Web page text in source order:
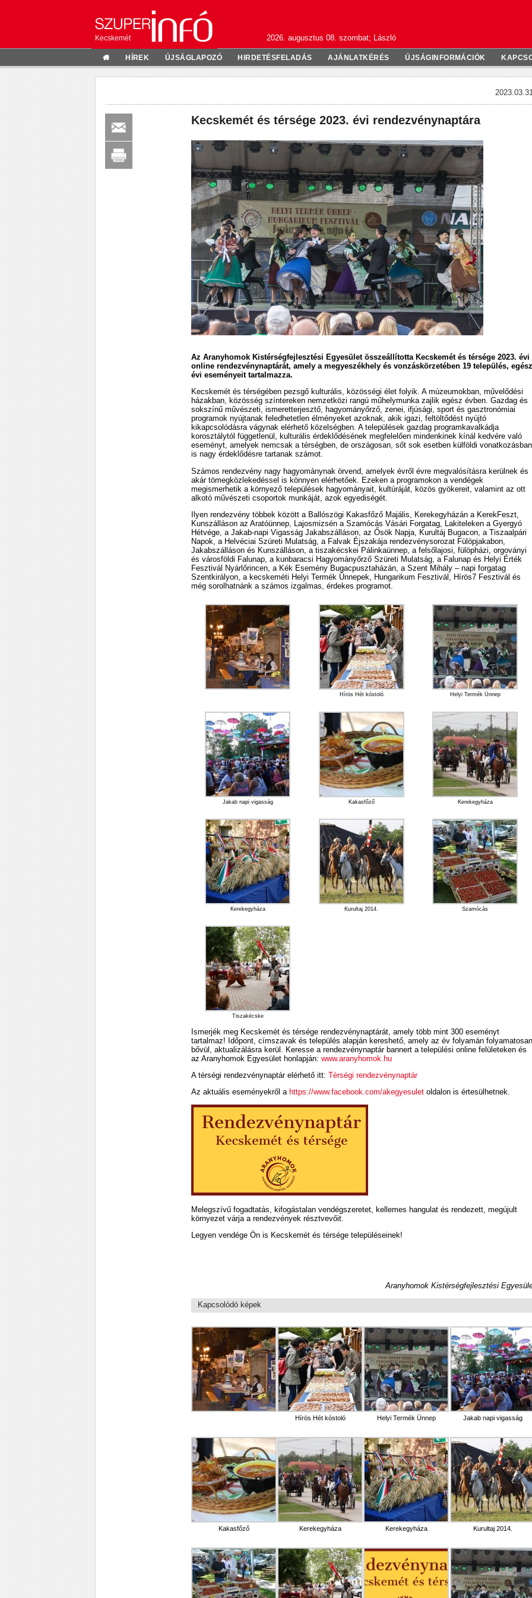
Kecskemét 2026. augusztus 08. szombat; László
HÍREK ÚJSÁGLAPOZÓ HIRDETÉSFELADÁS AJÁNLATKÉRÉS ÚJSÁGINFORMÁCIÓK
Kecskemét és térsége 2023. évi rendezvénynaptára
Az Aranyhomok Kistérségfejlesztési Egyesület összeállította Kecskemét és térsége 2023. évi
online rendezvénynaptárát, amely a megyeszékhely és vonzáskörzetében 19 település, egész
évi eseményeit tartalmazza.
Kecskemét és térségében pezsgő kulturális, közösségi élet folyik. A múzeumokban, művelődési
házakban, közösség színtereken nemzetközi rangú műhelymunka zajlik egész évben. Gazdag és
sokszínű művészeti, ismeretterjesztő, hagyományőrző, zenei, ifjúsági, sport és gasztronómiai
programok nyújtanak feledhetetlen élményeket azoknak, akik igazi, feltöltődést nyújtó
kikapcsolódásra vágynak elérhető közelségben. A települések gazdag programkavalkádja
korosztálytól függetlenül, kulturális érdeklődésének megfelelően mindenkinek kínál kedvére való
eseményt, amelyek nemcsak a térségben, de országosan, sőt sok esetben külföldi vonatkozásban
is nagy érdeklődésre tartanak számot.
Számos rendezvény nagy hagyománynak örvend, amelyek évről évre megvalósításra kerülnek és
akár tömegközlekedéssel is könnyen elérhetőek. Ezeken a programokon a vendégek
megismerhetik a környező települések hagyományait, kultúráját, közös gyökereit, valamint az ott
alkotó művészeti csoportok munkáját, azok egyediségét.
Ilyen rendezvény többek között a Ballószögi Kakasfőző Majális, Kerekegyházán a KerekFeszt,
Kunszálláson az Aratóünnep, Lajosmizsén a Szamócás Vásári Forgatag, Lakiteleken a Gyergyó
Hétvége, a Jakab-napi Vigasság Jakabszálláson, az Ősök Napja, Kurultáj Bugacon, a Tiszaalpári
Napok, a Helvéciai Szüreti Mulatság, a Falvak Éjszakája rendezvénysorozat Fülöpjakabon,
Jakabszálláson és Kunszálláson, a tiszakécskei Pálinkaünnep, a felsőlajosi, fülöpházi, orgoványi
és városföldi Falunap, a kunbaracsi Hagyományőrző Szüreti Mulatság, a Falunap és Helyi Érték
Fesztivál Nyárlőrincen, a Kék Esemény Bugacpusztaházán, a Szent Mihály – napi forgatag
Szentkirályon, a kecskeméti Helyi Termék Ünnepek, Hungarikum Fesztivál, Hírös7 Fesztivál és
még sorolhatnánk a számos izgalmas, érdekes programot.
Hírös Hét kóstoló Helyi Termék Ünnep
Jakab napi vigasság Kakasfőző Kerekegyháza
Kerekegyháza Kurultaj 2014. Szamócás
Tiszakécske
Ismerjék meg Kecskemét és térsége rendezvénynaptárát, amely több mint 300 eseményt
tartalmaz! Időpont, címszavak és település alapján kereshető, amely az év folyamán folyamatosan
bővül, aktualizálásra kerül. Keresse a rendezvénynaptár bannert a települési online felületeken és
az Aranyhomok Egyesület honlapján: www.aranyhomok.hu
A térségi rendezvénynaptár elérhető itt: Térségi rendezvénynaptár
Az aktuális eseményekről a https://www.facebook.com/akegyesuletoldalon is értesülhetnek.
Melegszívű fogadtatás, kifogástalan vendégszeretet, kellemes hangulat és rendezett, megújult
környezet várja a rendezvények résztvevőit.
Legyen vendége Ön is Kecskemét és térsége településeinek!
Aranyhomok Kistérségfejlesztési
Kapcsolódó képek
Hírös Hét kóstoló Helyi Termék Ünnep Jakab napi vigasság
Kakasfőző Kerekegyháza Kerekegyháza Kurultaj 2014.